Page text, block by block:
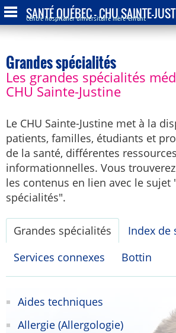
SANTÉ QUÉBEC - CHU SAINTE-
Centre hospitalier universitaire mère-enfant
Grandes spécialités
Les grandes spécialités
CHU Sainte-Justine
Le CHU Sainte-Justine met à la
patients, familles, étudiants et
de la santé, différentes ressources
informationnelles. Vous
les contenus en lien avec le sujet
spécialités".
Grandes spécialités
Index de
Services connexes
Bottin
Aides techniques
Allergie (Allergologie)